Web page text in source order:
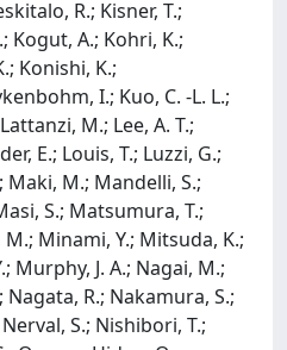
R.; Kisner, T.;
Kogut, A.; Kohri, K.;
Konishi, K.;
I.; Kuo, C. -L. L.;
M.; Lee, A. T.;
E.; Louis, T.; Luzzi, G.;
Maki, M.; Mandelli, S.;
S.; Matsumura, T.;
Minami, Y.; Mitsuda, K.;
Murphy, J. A.; Nagai, M.;
Nagata, R.; Nakamura, S.;
S.; Nishibori, T.;